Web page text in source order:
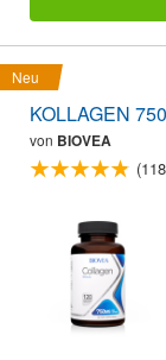
Neu
KOLLAGEN
von BIOVEA